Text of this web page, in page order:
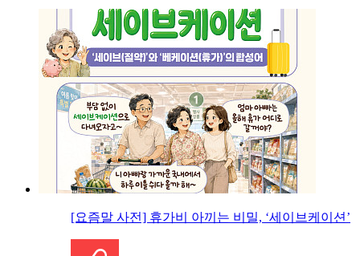
[요즘말 사전] 휴가비 아끼는 비밀, ‘세이브케이션’